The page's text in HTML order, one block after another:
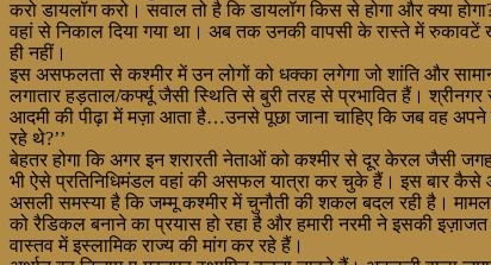
करो डायलॉग करो। सवाल तो है कि डायलॉग किस से होगा और क्या
वहां से निकाल दिया गया था। अब तक उनकी वापसी के रास्ते में रुकावटें
ही नहीं।
इस असफलता से कश्मीर में उन लोगों को धक्का लगेगा जो शांति और
लगातार हड़ताल/कर्फ्यू जैसी स्थिति से बुरी तरह से प्रभावित हैं।
आदमी की पीढ़ा में मज़ा आता है…उनसे पूछा जाना चाहिए कि जब वह
रहे थे?’’
बेहतर होगा कि अगर इन शरारती नेताओं को कश्मीर से दूर केरल जैसी जगह
भी ऐसे प्रतिनिधिमंडल वहां की असफल यात्रा कर चुके हैं। इस बार कैसे
असली समस्या है कि जम्मू कश्मीर में चुनौती की शकल बदल रही है। मामला
को रैडिकल बनाने का प्रयास हो रहा है और हमारी नरमी ने इसकी
वास्तव में इस्लामिक राज्य की मांग कर रहे हैं।